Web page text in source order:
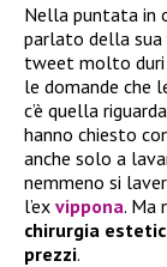
Nella puntata in
parlato della sua
tweet molto
le domande che
c’è quella
hanno chiesto
anche solo a
nemmeno si
l’ex vippona. Ma
chirurgia
prezzi.